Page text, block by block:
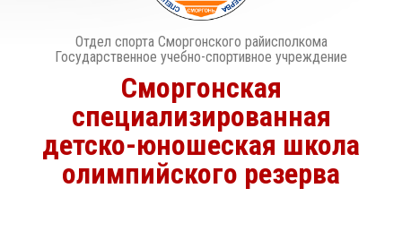
Отдел спорта Сморгонского райисполкома
Государственное учебно-спортивное учреждение
Сморгонская
специализированная
детско-юношеская школа
олимпийского резерва